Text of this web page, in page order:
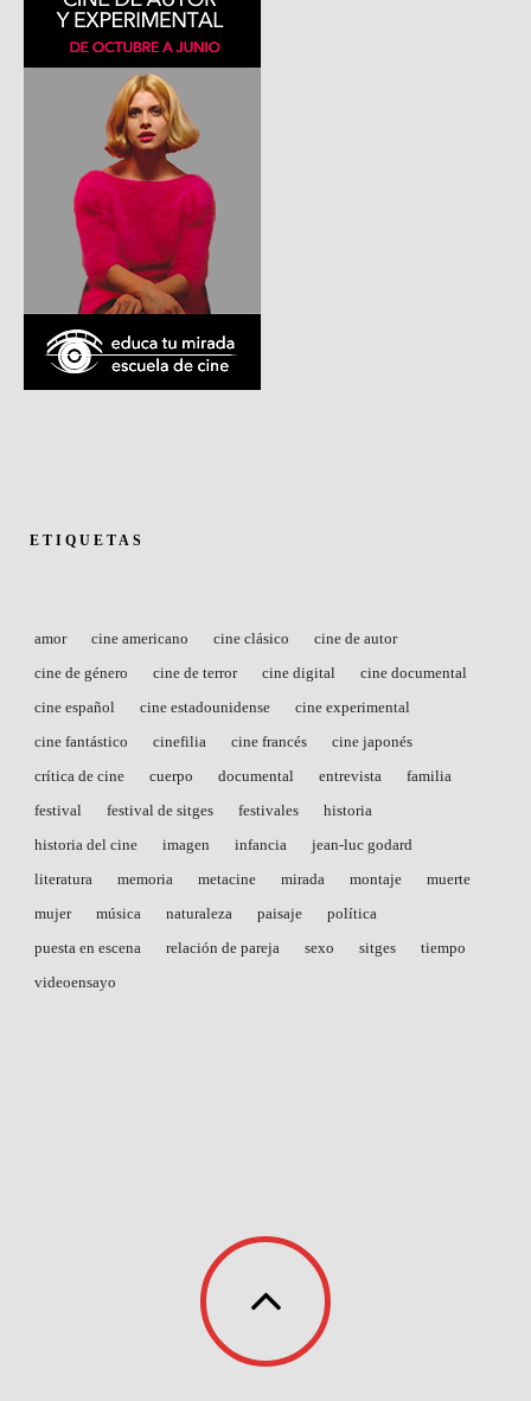
ETIQUETAS
amor cine americano cine clásico
cine de autor
cine de género
cine de terror cine digital
cine documental
cine español
cine estadounidense
cine experimental
cine fantástico
cinefilia cine francés
cine japonés
crítica de cine
cuerpo documental entrevista
familia
festival
festival de sitges festivales
historia
historia del cine
imagen infancia
jean-luc godard
literatura
memoria metacine mirada montaje
muerte
mujer
música naturaleza paisaje
política
puesta en escena
relación de pareja sexo sitges
tiempo
videoensayo